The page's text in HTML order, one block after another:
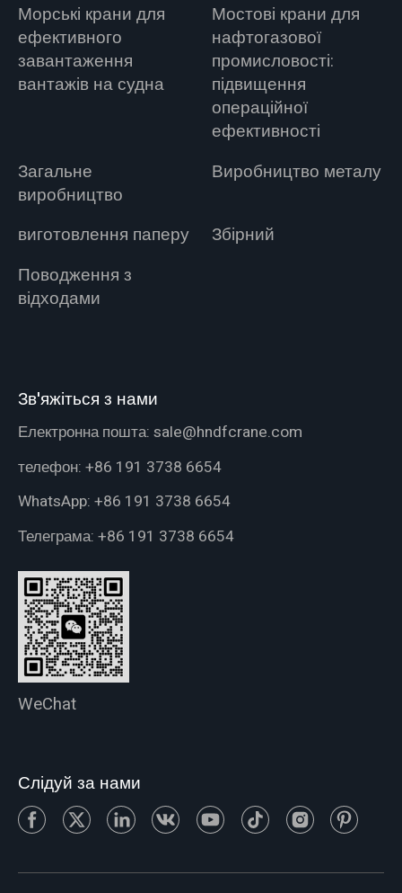
Морські крани для
ефективного
завантаження
вантажів на судна
Мостові крани для
нафтогазової
промисловості:
підвищення
операційної
ефективності
Загальне
виробництво
Виробництво металу
виготовлення паперу
Збірний
Поводження з
відходами
Зв'яжіться з нами
Електронна пошта: sale@hndfcrane.com
телефон: +86 191 3738 6654
WhatsApp: +86 191 3738 6654
Телеграма: +86 191 3738 6654
WeChat
Слідуй за нами